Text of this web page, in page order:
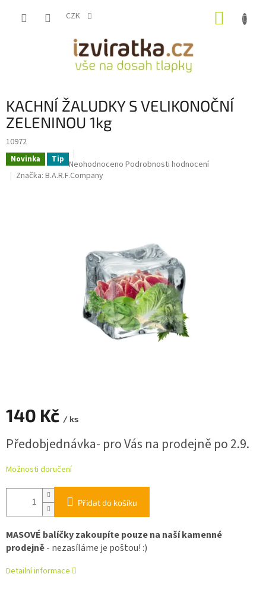
CZK
KACHNÍ ŽALUDKY S VELIKONOČNÍ
ZELENINOU 1kg
10972
Novinka Tip Průměrné
hodnocení
Neohodnoceno Podrobnosti hodnocení
Značka: B.A.R.F.Company
140 Kč / ks
cena:
Předobjednávka- pro Vás na prodejně po 2.9.
Možnosti doručení
Přidat do košíku
MASOVÉ balíčky zakoupíte pouze na naší kamenné
prodejně- nezasíláme je poštou! :)
Detailní informace